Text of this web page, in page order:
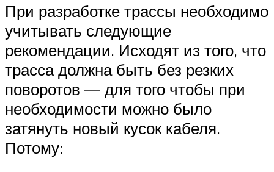
При разработке трассы необходимо
учитывать следующие
рекомендации. Исходят из того, что
трасса должна быть без резких
поворотов — для того чтобы при
необходимости можно было
затянуть новый кусок кабеля.
Потому: